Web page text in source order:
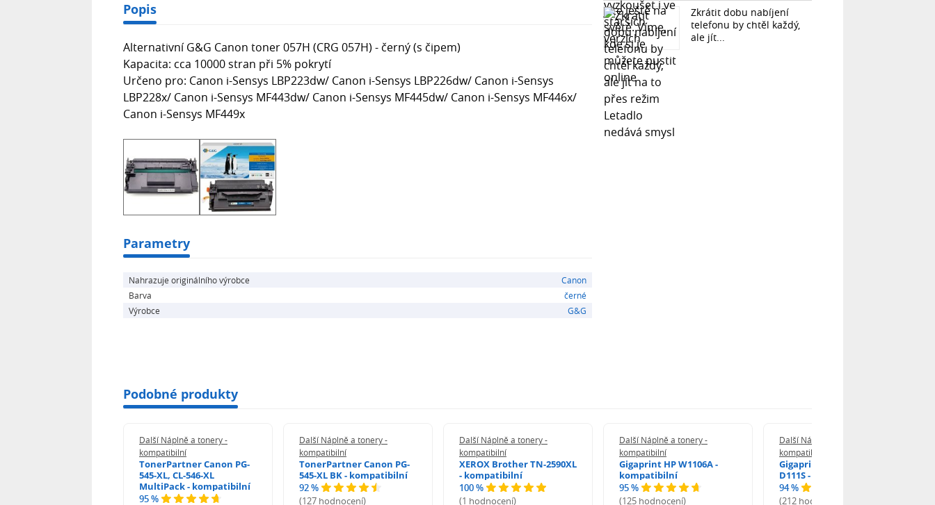
Popis
Alternativní G&G Canon toner 057H (CRG 057H) - černý (s čipem)
Kapacita: cca 10000 stran při 5% pokrytí
Určeno pro: Canon i-Sensys LBP223dw/ Canon i-Sensys LBP226dw/ Canon i-Sensys
LBP228x/ Canon i-Sensys MF443dw/ Canon i-Sensys MF445dw/ Canon i-Sensys MF446x/
Canon i-Sensys MF449x
Parametry
Nahrazuje originálního výrobce
Canon
Barva
černé
Výrobce
G&G
Zkrátit dobu nabíjení
telefonu by chtěl každý,
ale jít...
Podobné produkty
Další Náplně a tonery -
kompatibilní
TonerPartner Canon PG-
545-XL, CL-546-XL
MultiPack - kompatibilní
95 %
Další Náplně a tonery -
kompatibilní
TonerPartner Canon PG-
545-XL BK - kompatibilní
92 %
(127 hodnocení)
Další Náplně a tonery -
kompatibilní
XEROX Brother TN-2590XL
- kompatibilní
100 %
(1 hodnocení)
Další Náplně a tonery -
kompatibilní
Gigaprint HP W1106A -
kompatibilní
95 %
(125 hodnocení)
Další Náplně a tonery -
kompatibilní
Gigaprint Samsung MLT-
D111S - kompatibilní
94 %
(212 hodnocení)